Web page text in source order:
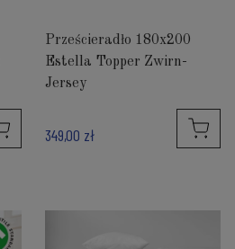
Prześcieradło 180x200
Estella Topper Zwirn-
Jersey
349,00 zł